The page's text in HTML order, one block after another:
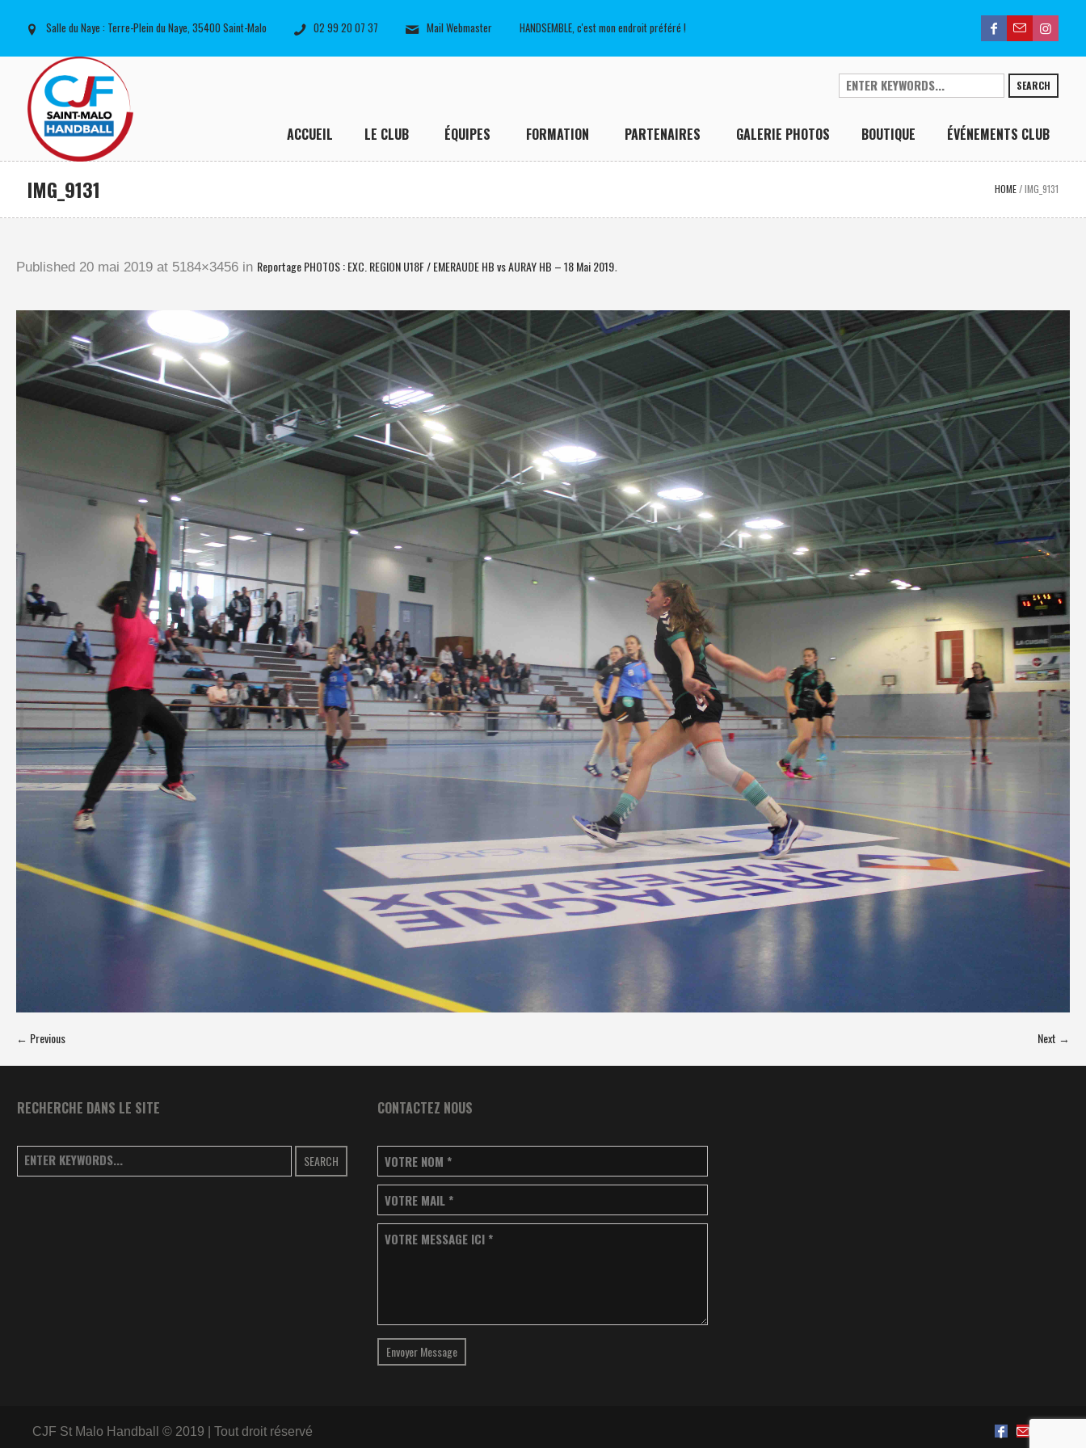
Salle du Naye : Terre-Plein du Naye, 35400 Saint-Malo 02 99 20 07 37 Mail Webmaster HANDSEMBLE, c'est mon endroit préféré !
SEARCH
ACCUEIL LE CLUB ÉQUIPES FORMATION PARTENAIRES GALERIE PHOTOS BOUTIQUE ÉVÉNEMENTS CLUB
IMG_9131 HOME /IMG_9131
Published 20 mai 2019 at 5184×3456 in Reportage PHOTOS : EXC. REGION U18F / EMERAUDE HB vs AURAY HB – 18 Mai 2019.
← Previous Next →
RECHERCHE DANS LE SITE
SEARCH
CONTACTEZ NOUS
VOTRE NOM *
VOTRE MAIL *
VOTRE MESSAGE ICI *
Envoyer Message
CJF St Malo Handball © 2019 | Tout droit réservé